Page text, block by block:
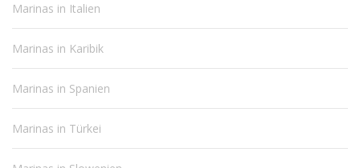
Marinas in Italien
Marinas in Karibik
Marinas in Spanien
Marinas in Türkei